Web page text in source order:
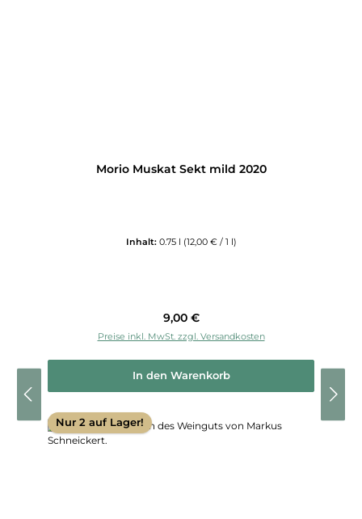
Morio Muskat Sekt mild 2020
Inhalt: 0.75 l (12,00 € / 1 l)
Regulärer Preis:
9,00 €
Preise inkl. MwSt. zzgl. Versandkosten
In den Warenkorb
Nur 2 auf Lager!